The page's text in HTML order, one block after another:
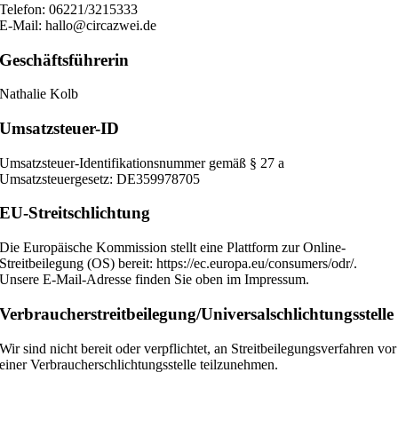
Telefon: 06221/3215333
E-Mail: hallo@circazwei.de
Geschäftsführerin
Nathalie Kolb
Umsatzsteuer-ID
Umsatzsteuer-Identifikationsnummer gemäß § 27 a
Umsatzsteuergesetz: DE359978705
EU-Streitschlichtung
Die Europäische Kommission stellt eine Plattform zur Online-
Streitbeilegung (OS) bereit: https://ec.europa.eu/consumers/odr/.
Unsere E-Mail-Adresse finden Sie oben im Impressum.
Verbraucher­streit­beilegung/Universal­schlichtungs­stelle
Wir sind nicht bereit oder verpflichtet, an Streitbeilegungsverfahren vor
einer Verbraucherschlichtungsstelle teilzunehmen.